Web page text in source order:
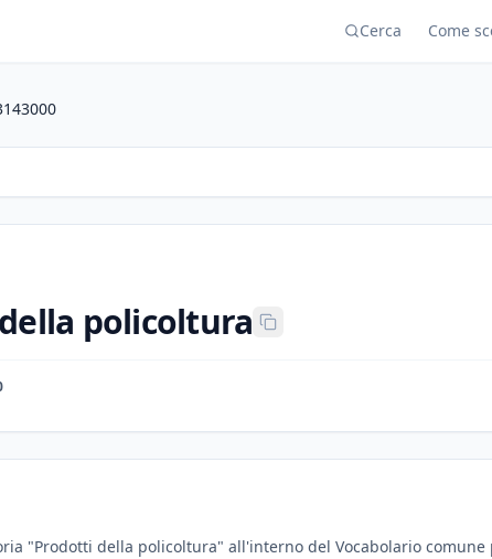
Cerca Come
policoltura
"Prodotti della policoltura" all'interno del Vocabolario